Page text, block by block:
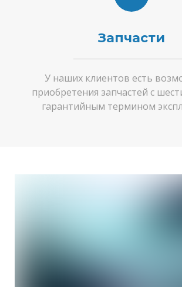
Запчасти
У наших клиентов есть
приобретения запчастей с
гарантийным термином